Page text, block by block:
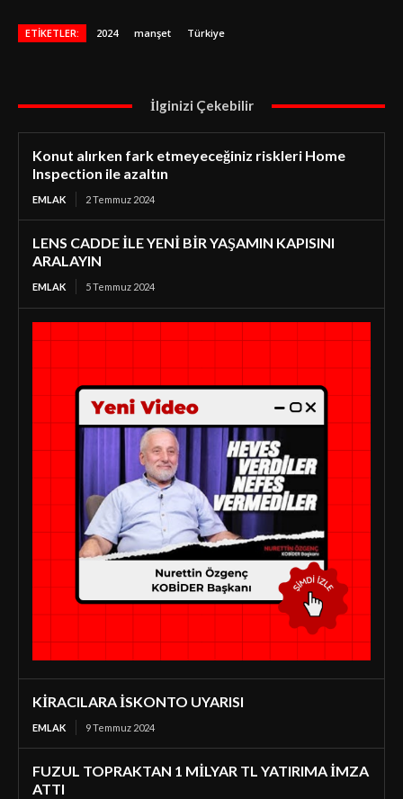
ETIKETLER: 2024 manşet Türkiye
İlginizi Çekebilir
Konut alırken fark etmeyeceğiniz riskleri Home
Inspection ile azaltın
EMLAK 2 Temmuz 2024
LENS CADDE İLE YENİ BİR YAŞAMIN KAPISINI
ARALAYIN
EMLAK 5 Temmuz 2024
KİRACILARA İSKONTO UYARISI
EMLAK 9 Temmuz 2024
FUZUL TOPRAKTAN 1 MİLYAR TL YATIRIMA İMZA
ATTI